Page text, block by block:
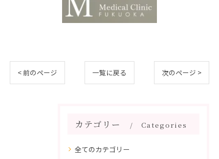
< 前のページ 一覧に戻る 次のページ >
カテゴリー Categories
全てのカテゴリー